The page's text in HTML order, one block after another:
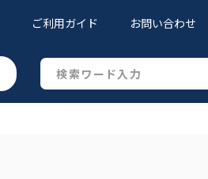
ご利用ガイド お問い合わせ